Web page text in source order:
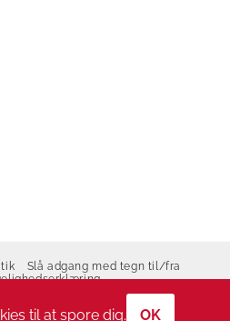
Slå adgang med tegn til/fra
© Allerød Gymnasium
til at spore dig. OK